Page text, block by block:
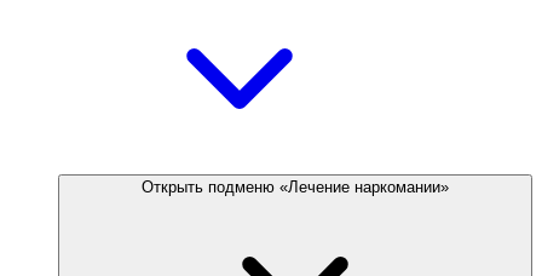
Открыть подменю «Лечение наркомании»